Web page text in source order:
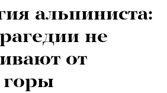
альпиниста:
не
от
горы